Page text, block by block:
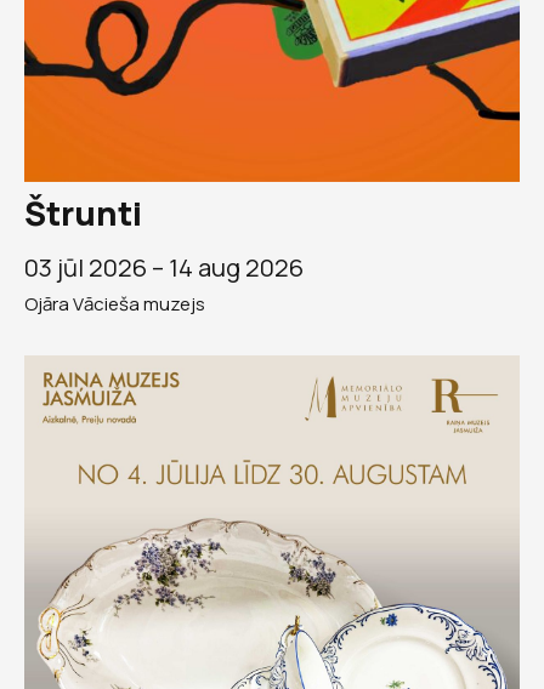
Štrunti
03 jūl 2026 – 14 aug 2026
Ojāra Vācieša muzejs